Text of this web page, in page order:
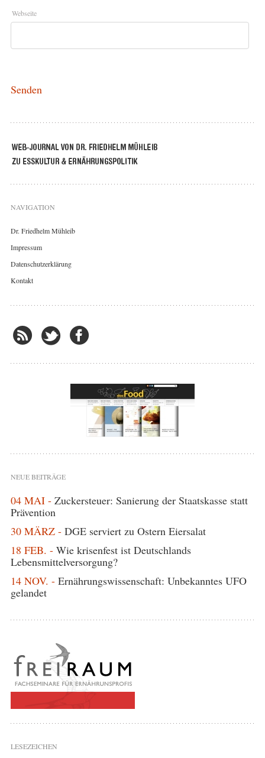
Webseite
NAVIGATION
Dr. Friedhelm Mühleib
Impressum
Datenschutzerklärung
Kontakt
NEUE BEITRÄGE
04 MAI - Zuckersteuer: Sanierung der Staatskasse statt
Prävention
30 MÄRZ - DGE serviert zu Ostern Eiersalat
18 FEB. - Wie krisenfest ist Deutschlands
Lebensmittelversorgung?
14 NOV. - Ernährungswissenschaft: Unbekanntes UFO
gelandet
LESEZEICHEN